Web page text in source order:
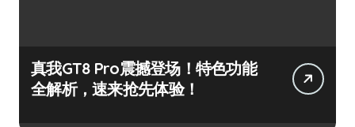
真我GT8 Pro震撼登场！特色功能
全解析，速来抢先体验！